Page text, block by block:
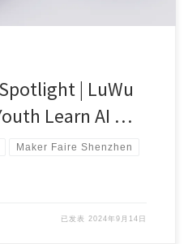
| LuWu
Learn AI …
Maker Faire Shenzhen
已发表2024年9月14日